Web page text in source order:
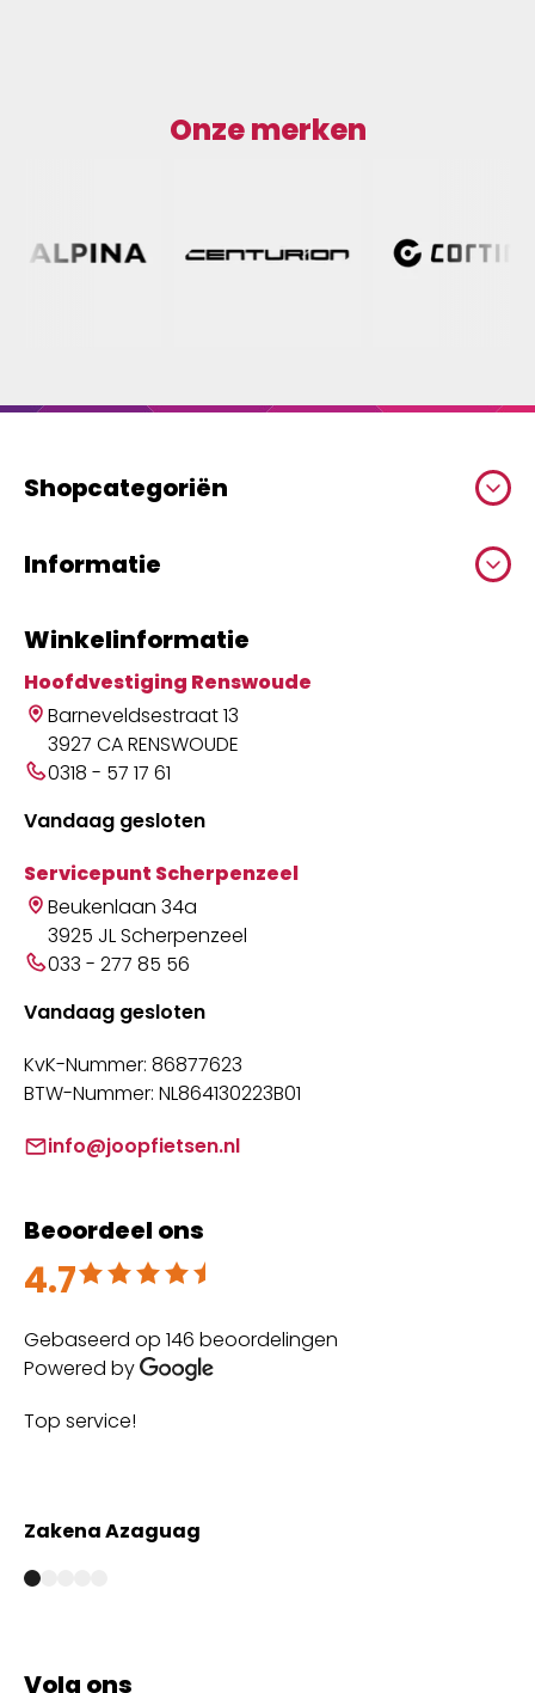
Onze merken
Shopcategoriën
Informatie
Winkelinformatie
Hoofdvestiging Renswoude
Barneveldsestraat 13
3927 CA RENSWOUDE
0318 - 57 17 61
Vandaag gesloten
Servicepunt Scherpenzeel
Beukenlaan 34a
3925 JL Scherpenzeel
033 - 277 85 56
Vandaag gesloten
KvK-Nummer: 86877623
BTW-Nummer: NL864130223B01
info@joopfietsen.nl
Beoordeel ons
4.7
Beoordeeld met 4.7 uit 5
Gebaseerd op 146 beoordelingen
Powered by
Top service!
Zakena Azaguag
Volg ons